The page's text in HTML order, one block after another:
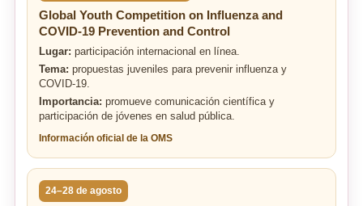
Global Youth Competition on Influenza and
COVID-19 Prevention and Control
Lugar: participación internacional en línea.
Tema: propuestas juveniles para prevenir influenza y
COVID-19.
Importancia: promueve comunicación científica y
participación de jóvenes en salud pública.
Información oficial de la OMS
24–28 de agosto